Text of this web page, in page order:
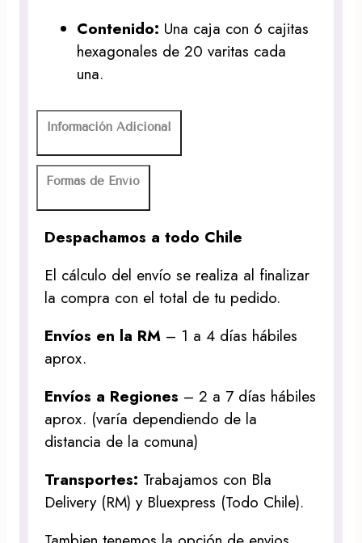
Contenido: Una caja con 6 cajitas
hexagonales de 20 varitas cada
una.
Información Adicional
Formas de Envío
Despachamos a todo Chile
El cálculo del envío se realiza al finalizar
la compra con el total de tu pedido.
Envíos en la RM – 1 a 4 días hábiles
aprox.
Envíos a Regiones – 2 a 7 días hábiles
aprox. (varía dependiendo de la
distancia de la comuna)
Transportes: Trabajamos con Bla
Delivery (RM) y Bluexpress (Todo Chile).